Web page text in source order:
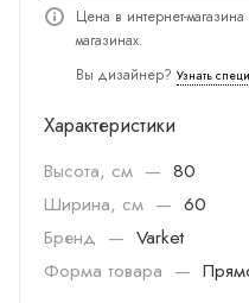
Цена в интернет-
магазинах.
Вы дизайнер? Узнать
Характеристики
Высота, см — 80
Ширина, см — 60
Бренд — Varket
Форма товара —